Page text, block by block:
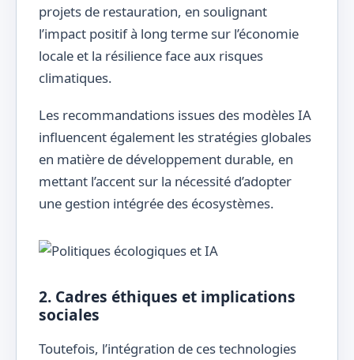
projets de restauration, en soulignant
l’impact positif à long terme sur l’économie
locale et la résilience face aux risques
climatiques.
Les recommandations issues des modèles IA
influencent également les stratégies globales
en matière de développement durable, en
mettant l’accent sur la nécessité d’adopter
une gestion intégrée des écosystèmes.
2. Cadres éthiques et implications
sociales
Toutefois, l’intégration de ces technologies